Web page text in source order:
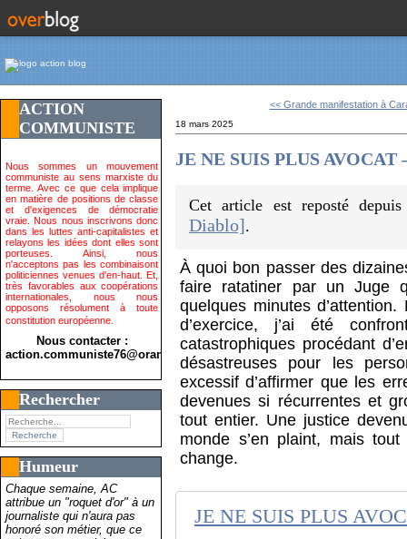
ACTION
COMMUNISTE
Nous sommes un mouvement
communiste au sens marxiste du
terme. Avec ce que cela implique
en matière de positions de classe
et d'exigences de démocratie
vraie. Nous nous inscrivons donc
dans les luttes anti-capitalistes et
relayons les idées dont elles sont
porteuses. Ainsi, nous
n'acceptons pas les combinaisont
politiciennes venues d'en-haut. Et,
très favorables aux coopérations
internationales, nous nous
opposons résolument à toute
constitution européenne.
Nous contacter :
action.communiste76@orange.fr>
Rechercher
Humeur
Chaque semaine, AC
attribue un "roquet d'or" à un
journaliste qui n'aura pas
honoré son métier, que ce
<< Grande manifestation à
18 mars 2025
JE NE SUIS PLUS AVOCAT
Cet article est reposté
Diablo].
À quoi bon passer des
faire ratatiner par un Juge
quelques minutes
d’exercice, j’ai été
catastrophiques procédant
désastreuses pour les
excessif d’affirmer que les
devenues si récurrentes et
tout entier. Une justice
monde s’en plaint, mais
change.
JE NE SUIS PLUS